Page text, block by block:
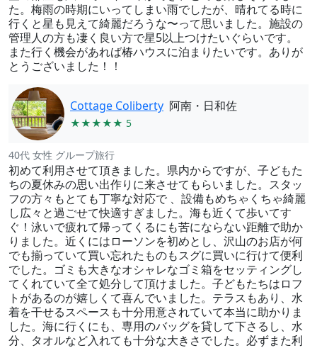
た。梅雨の時期にいってしまい雨でしたが、晴れてる時に
行くと星も見えて綺麗だろうな〜って思いました。施設の
管理人の方も凄く良い方で星5以上つけたいぐらいです。
また行く機会があれば椿ハウスに泊まりたいです。ありが
とうございました！！
Cottage Coliberty 阿南・日和佐
★★★★★ 5
40代 女性 グループ旅行
初めて利用させて頂きました。県内からですが、子どもた
ちの夏休みの思い出作りに来させてもらいました。スタッ
フの方々もとても丁寧な対応で 、設備もめちゃくちゃ綺麗
し広々と過ごせて快適すぎました。海も近くて歩いてす
ぐ！泳いで疲れて帰ってくるにも苦にならない距離で助か
りました。近くにはローソンを初めとし、沢山のお店が何
でも揃っていて買い忘れたものもスグに買いに行けて便利
でした。ゴミも大きなオシャレなゴミ箱をセッティングし
てくれていて全て処分して頂けました。子どもたちはロフ
トがあるのが嬉しくて喜んでいました。テラスもあり、水
着を干せるスペースも十分用意されていて本当に助かりま
した。海に行くにも、専用のバッグを貸して下さるし、水
分、タオルなど入れても十分な大きさでした。必ずまた利